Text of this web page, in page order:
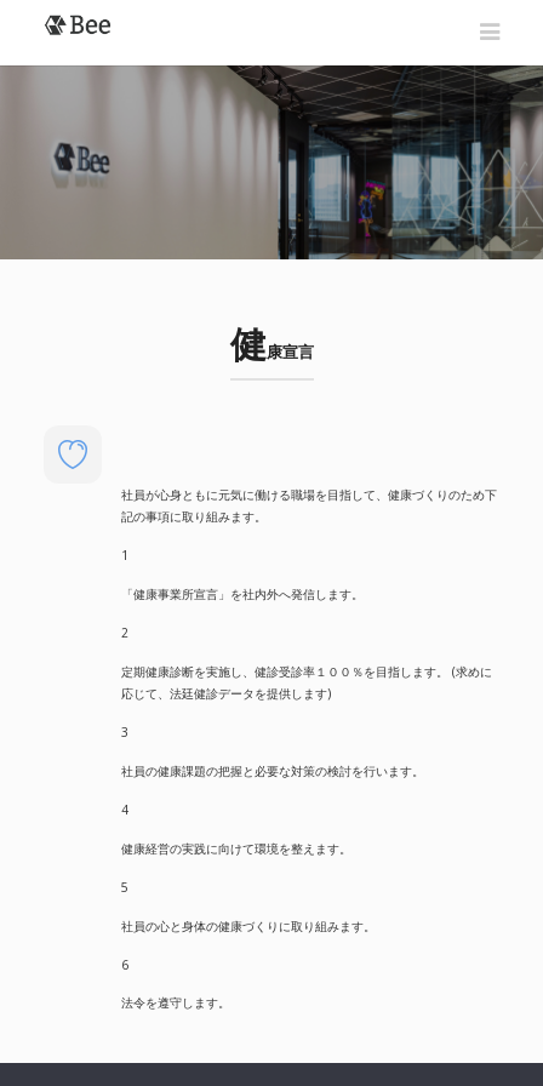
健康宣言
社員が心身ともに元気に働ける職場を目指して、健康づくりのため下
記の事項に取り組みます。
1
「健康事業所宣言」を社内外へ発信します。
2
定期健康診断を実施し、健診受診率１００％を目指します。 (求めに
応じて、法廷健診データを提供します)
3
社員の健康課題の把握と必要な対策の検討を行います。
4
健康経営の実践に向けて環境を整えます。
5
社員の心と身体の健康づくりに取り組みます。
6
法令を遵守します。